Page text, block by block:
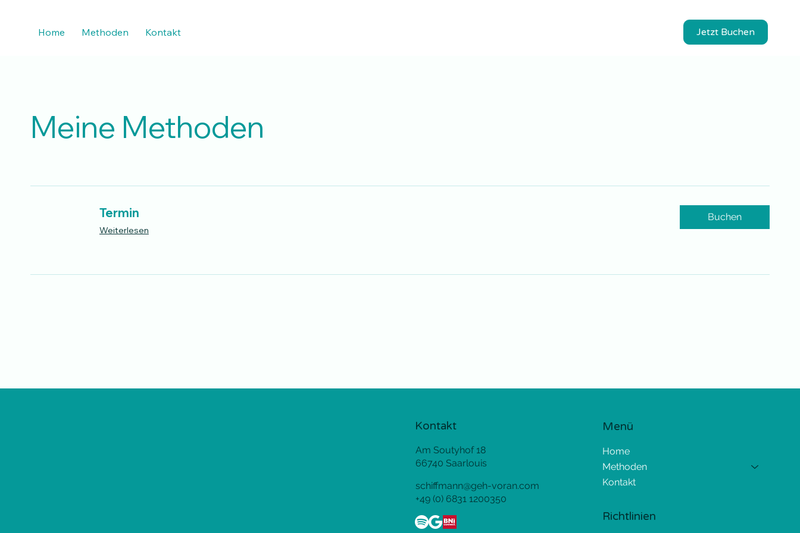
Home Methoden Kontakt Jetzt Buchen
Meine Methoden
Termin
Weiterlesen
Buchen
schiffmann@geh-voran.com
+49 (0) 6831 1200350
Kontakt
Am Soutyhof 18
66740 Saarlouis
Home
Methoden
Kontakt
Menü
Richtlinien